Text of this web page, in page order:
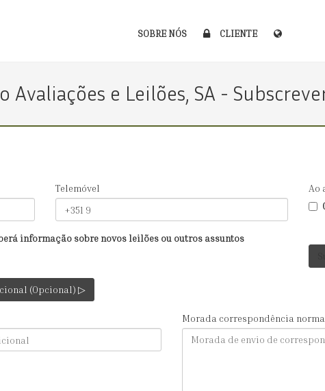
SOBRE NÓS CLIENTE
Avaliações e Leilões, SA -
Telemóvel
Ao
informação sobre novos leilões ou outros assuntos
(Opcional) ▷
Morada correspondência